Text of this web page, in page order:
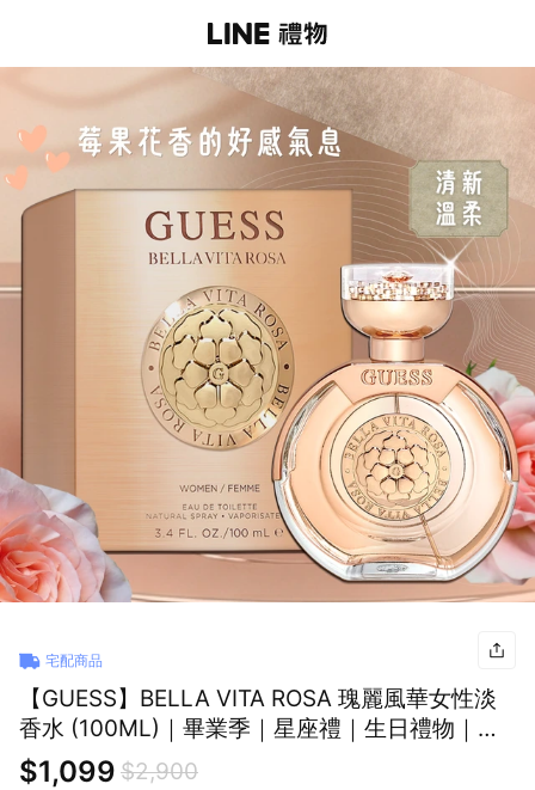
宅配商品
【GUESS】BELLA VITA ROSA 瑰麗風華女性淡
香水 (100ML)｜畢業季｜星座禮｜生日禮物｜情
人節禮物｜感謝禮
$1,099 $2,900